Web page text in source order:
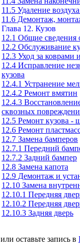
11.5 Удаление
11.6 Демонтаж,
Глава 12. Кузов
12.1 Общие сведения
12.2 Обслуживание
12.3 Уход за коврами
12.4 Исправление
кузова
12.4.1 Устранение
12.4.2 Ремонт вмятин
12.4.3
сквозных
12.5 Ремонт кузова -
12.6 Ремонт
12.7 Замена бамперов
12.7.1 Передний
12.7.2 Задний бампер
12.8 Замена капота
12.9 Демонтаж и
12.10 Замена
12.10.1 Передняя
12.10.2 Передняя
12.10.3 Задняя дверь
или оставьте запись в